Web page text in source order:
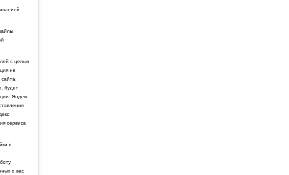
с целью
не
будет
Яндекс
сервиса
в
о вас